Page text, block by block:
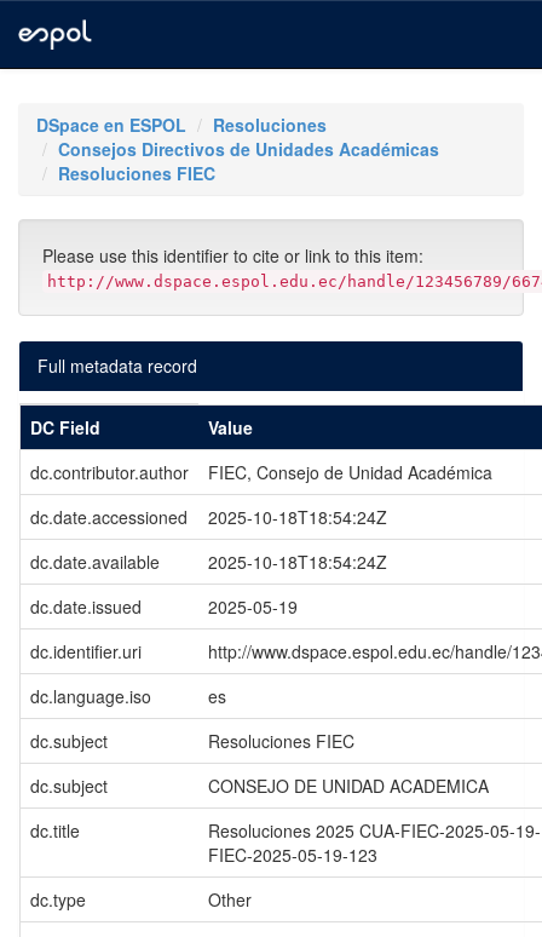
navigationDSpace en ESPOL
Resoluciones
Consejos Directivos de Unidades Académicas
Resoluciones FIEC
Please use this identifier to cite or link to this item:
http://www.dspace.espol.edu.ec/handle/123456789/
Full metadata record
DC Field
Value
dc.contributor.author
FIEC, Consejo de Unidad Académica
dc.date.accessioned
2025-10-18T18:54:24Z
dc.date.available
2025-10-18T18:54:24Z
dc.date.issued
2025-05-19
dc.identifier.uri
http://www.dspace.espol.edu.ec/handle/
dc.language.iso
es
dc.subject
Resoluciones FIEC
dc.subject
CONSEJO DE UNIDAD ACADEMICA
dc.title
Resoluciones 2025 CUA-FIEC-2025-05-
FIEC-2025-05-19-123
dc.type
Other